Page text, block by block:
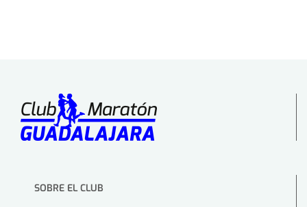
SOBRE EL CLUB